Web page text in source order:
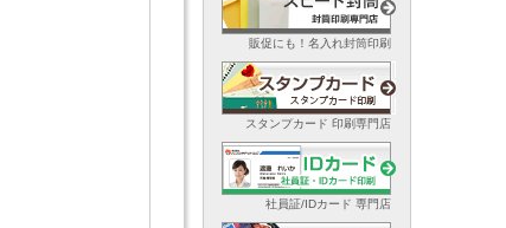
販促にも！名入れ封筒印刷
スタンプカード 印刷専門店
社員証/IDカード 専門店